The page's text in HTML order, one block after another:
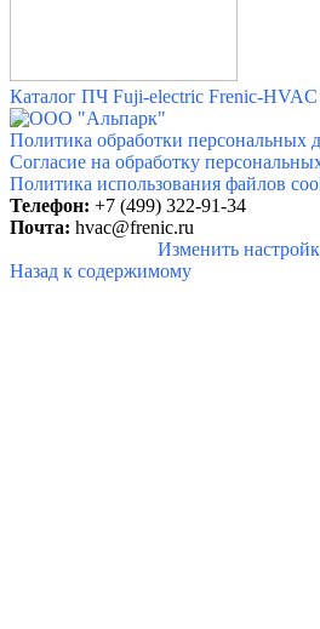
Каталог ПЧ Fuji-electric Frenic-HVAC
Политика обработки персональных
Согласие на обработку
Политика использования файлов
Телефон: +7 (499) 322-91-34
Почта: hvac@frenic.ru
Изменить
Назад к содержимому